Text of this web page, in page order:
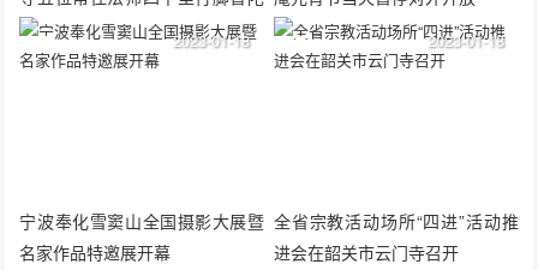
山
宁波奉化雪窦山全国摄影大展暨
名家作品特邀展开幕
2023-01-18
全省宗教活动场所“四进”活动推
进会在韶关市云门寺召开
2023-01-18